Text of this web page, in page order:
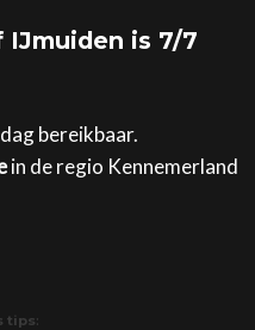
is 7/7
bereikbaar.
in de regio Kennemerland
tips: